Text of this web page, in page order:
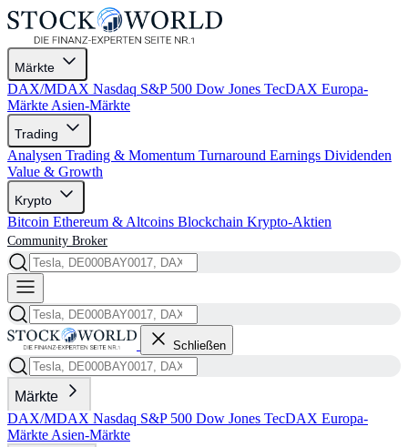
Märkte
DAX/MDAX Nasdaq S&P 500 Dow Jones TecDAX Europa-
Märkte Asien-Märkte
Trading
Analysen Trading & Momentum Turnaround Earnings Dividenden
Value & Growth
Krypto
Bitcoin Ethereum & Altcoins Blockchain Krypto-Aktien
Community Broker
Schließen
Märkte
DAX/MDAX Nasdaq S&P 500 Dow Jones TecDAX Europa-
Märkte Asien-Märkte